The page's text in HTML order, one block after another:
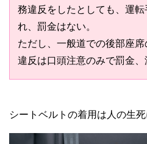
務違反をしたとしても、運
れ、罰金はない。
ただし、一般道での後部座
違反は口頭注意のみで罰金、
シートベルトの着用は人の生死